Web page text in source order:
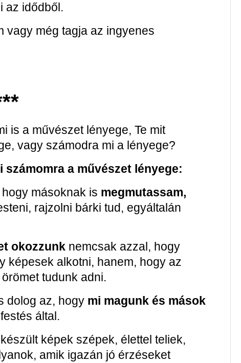
az idődből.
vagy még tagja az ingyenes
is a művészet lényege, Te mit
vagy számodra mi a lényege?
a művészet lényege:
másoknak is megmutassam,
rajzolni bárki tud, egyáltalán
okozzunk nemcsak azzal, hogy
képesek alkotni, hanem, hogy az
tudunk adni.
dolog az, hogy mi magunk és mások
által.
képek szépek, élettel teliek,
amik igazán jó érzéseket